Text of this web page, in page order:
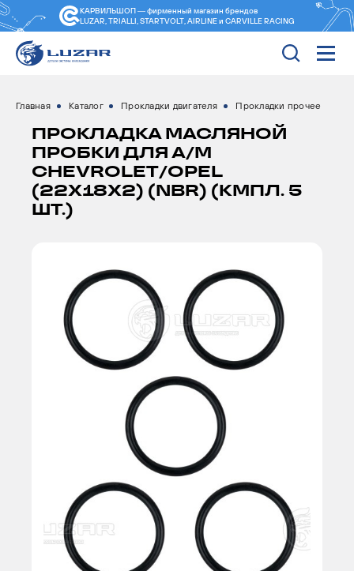
КАРВИЛЬШОП — фирменный магазин брендов
LUZAR, TRIALLI, STARTVOLT, AIRLINE и CARVILLE RACING
Главная Каталог Прокладки двигателя Прокладки прочее
ПРОКЛАДКА МАСЛЯНОЙ
ПРОБКИ ДЛЯ А/М
CHEVROLET/OPEL
(22X18X2) (NBR) (КМПЛ. 5
ШТ.)